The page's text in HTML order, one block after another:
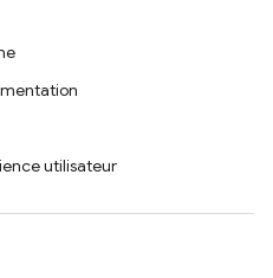
utilisateur